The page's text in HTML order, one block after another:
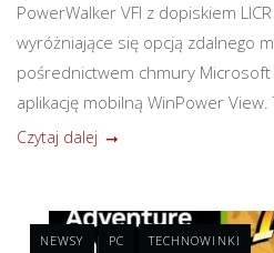
PowerWalker VFI z dopiskiem
wyróżniające się opcją zdalnego
pośrednictwem chmury Microsoft
aplikację mobilną WinPower View.
Czytaj dalej
NEWSY PC TECHNOWINKI